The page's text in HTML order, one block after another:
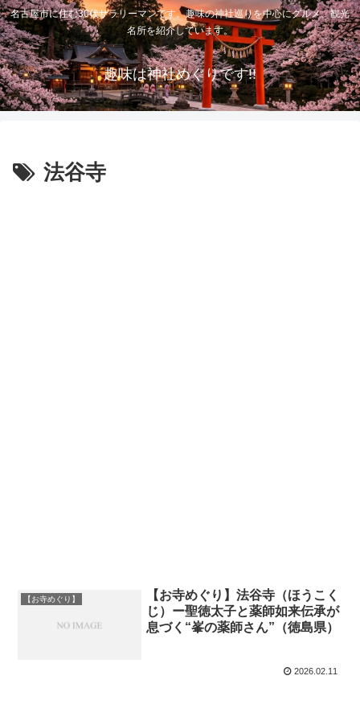
名古屋市に住む30代サラリーマンです。趣味の神社巡りを中心にグルメ、観光
名所を紹介しています。
趣味は神社めぐりです!!
法谷寺
【お寺めぐり】
【お寺めぐり】法谷寺（ほうこく
じ）ー聖徳太子と薬師如来伝承が
息づく“峯の薬師さん”（徳島県）
2026.02.11